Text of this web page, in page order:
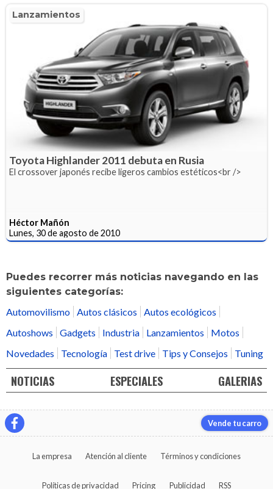
Lanzamientos
Toyota Highlander 2011 debuta en Rusia
El crossover japonés recibe ligeros cambios estéticos<br />
Héctor Mañón
Lunes, 30 de agosto de 2010
Puedes recorrer más noticias navegando en las
siguientes categorías:
Automovilismo Autos clásicos
Autos ecológicos
Autoshows
Gadgets Industria Lanzamientos
Motos
Novedades
Tecnología Test drive Tips y Consejos Tuning
NOTICIAS ESPECIALES GALERIAS
Vende tu carro
La empresa Atención al cliente Términos y condiciones
Políticas de privacidad Pricing Publicidad RSS